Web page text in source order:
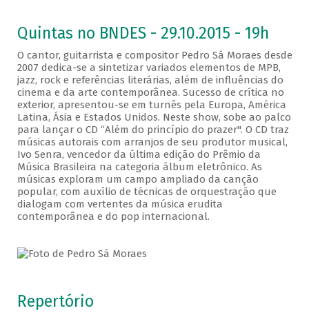
Quintas no BNDES - 29.10.2015 - 19h
O cantor, guitarrista e compositor Pedro Sá Moraes desde
2007 dedica-se a sintetizar variados elementos de MPB,
jazz, rock e referências literárias, além de influências do
cinema e da arte contemporânea. Sucesso de crítica no
exterior, apresentou-se em turnês pela Europa, América
Latina, Ásia e Estados Unidos. Neste show, sobe ao palco
para lançar o CD “Além do princípio do prazer". O CD traz
músicas autorais com arranjos de seu produtor musical,
Ivo Senra, vencedor da última edição do Prêmio da
Música Brasileira na categoria álbum eletrônico. As
músicas exploram um campo ampliado da canção
popular, com auxílio de técnicas de orquestração que
dialogam com vertentes da música erudita
contemporânea e do pop internacional.
Repertório